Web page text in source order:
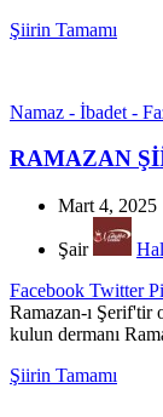
Şiirin Tamamı
Namaz - İbadet -
RAMAZAN
Mart 4, 2025
Şair
Facebook Twitter
Ramazan-ı Şerif'tir
kulun dermanı
Şiirin Tamamı